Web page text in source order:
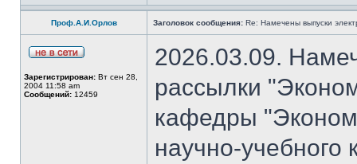
Проф.А.И.Орлов Заголовок сообщения: Re: Намечены выпуски
Зарегистрирован: Вт сен 28,
2004 11:58 am
Сообщений: 12459
2026.03.09.
рассылки
кафедры
научно-